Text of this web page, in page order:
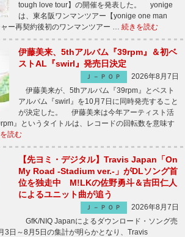
tough love tour】の開催を発表した。 yonige
は、東名阪ワンマンツアー【yonige one man
ー再契約後初のワンマンツアー … 続きを読む
伊藤美来、5thアルバム『39rpm』＆初ベ
ストAL『swirl』発売日決定
Ｊ－ＰＯＰ
2026年8月7日
伊藤美来が、5thアルバム『39rpm』とベスト
アルバム『swirl』を10月7日に同時発売すること
が決定した。 伊藤美来は今年アーティスト活
』というタイトルは、レコードの回転数を意味す
読む
【先ヨミ・デジタル】Travis Japan「On
My Road -Stadium ver.-」がDLソング首
位を独走中 M!LKの佐野勇斗＆吉田仁人
によるユニット曲が追う
Ｊ－ＰＯＰ
2026年8月7日
GfK/NIQ Japanによるダウンロード・ソング売
3日～8月5日の集計が明らかとなり、Travis